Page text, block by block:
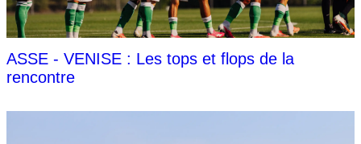
ASSE - VENISE : Les tops et flops de la
rencontre